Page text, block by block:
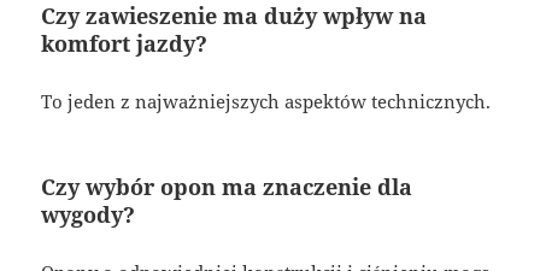
Czy zawieszenie ma duży wpływ na
komfort jazdy?
To jeden z najważniejszych aspektów technicznych.
Czy wybór opon ma znaczenie dla
wygody?